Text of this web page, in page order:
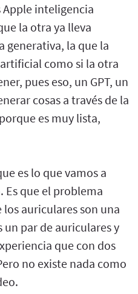
Apple inteligencia
la otra ya lleva
generativa, la que la
como si la otra
pues eso, un GPT, un
cosas a través de la
es muy lista,
es lo que vamos a
Es que el problema
auriculares son una
un par de auriculares y
que con dos
no existe nada como